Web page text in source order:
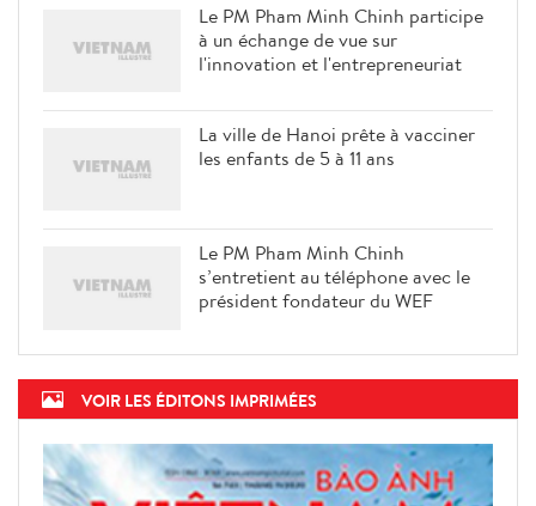
Le PM Pham Minh Chinh participe
à un échange de vue sur
l'innovation et l'entrepreneuriat
La ville de Hanoi prête à vacciner
les enfants de 5 à 11 ans
Le PM Pham Minh Chinh
s’entretient au téléphone avec le
président fondateur du WEF
VOIR LES ÉDITONS IMPRIMÉES